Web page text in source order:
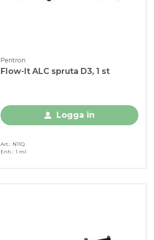
Pentron
Flow-It ALC spruta D3, 1 st
Logga in
Art.
N11Q
Enh. 1 ml